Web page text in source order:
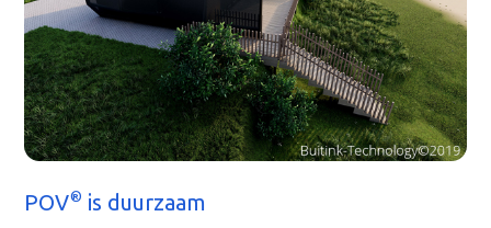
POV® is duurzaam